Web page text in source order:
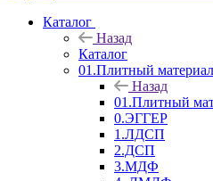
Каталог
Назад
Каталог
01.Плитный материал
Назад
01.Плитный
0.ЭГГЕР
1.ЛДСП
2.ДСП
3.МДФ